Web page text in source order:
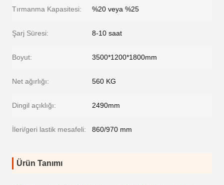
Tırmanma Kapasitesi: %20 veya %25
Şarj Süresi: 8-10 saat
Boyut: 3500*1200*1800mm
Net ağırlığı: 560 KG
Dingil açıklığı: 2490mm
İleri/geri lastik mesafeli: 860/970 mm
Ürün Tanımı